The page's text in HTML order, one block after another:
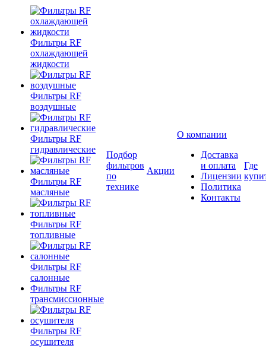
Фильтры RF
охлаждающей
жидкости
Фильтры RF
воздушные
Фильтры RF
гидравлические
Фильтры RF
масляные
Фильтры RF
топливные
Фильтры RF
салонные
Фильтры RF
трансмиссионные
Фильтры RF
осушителя
Подбор
фильтров
по
технике
Акции
О компании
Доставка
и оплата
Лицензии
Политика
Контакты
Где